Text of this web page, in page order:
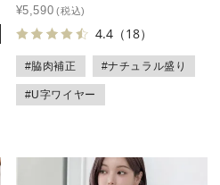
¥5,590
4.4（18）
#脇肉補正 #ナチュラル盛り
#U字ワイヤー